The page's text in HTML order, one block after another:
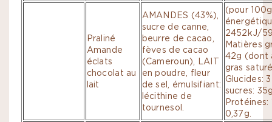
Praliné
Amande
éclats
chocolat au
lait
AMANDES (43%),
sucre de canne,
beurre de cacao,
fèves de cacao
(Cameroun), LAIT
en poudre, fleur
de sel, émulsifiant:
lécithine de
tournesol.
(pour
2452kJ/
Matières
42g (dont
gras
Glucides:
sucres:
Protéines:
0,37g.